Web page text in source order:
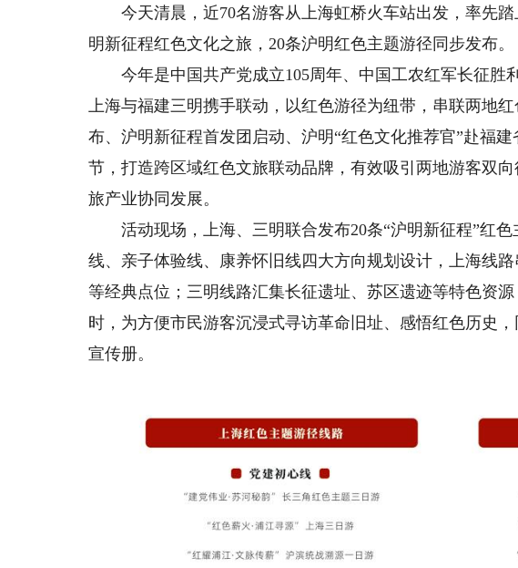
今天清晨，近70名游客从上海虹桥火车站出发，率先踏
明新征程红色文化之旅，20条沪明红色主题游径同步发布。
今年是中国共产党成立105周年、中国工农红军长征胜
上海与福建三明携手联动，以红色游径为纽带，串联两地
布、沪明新征程首发团启动、沪明“红色文化推荐官”赴福
节，打造跨区域红色文旅联动品牌，有效吸引两地游客双
旅产业协同发展。
活动现场，上海、三明联合发布20条“沪明新征程”红色
线、亲子体验线、康养怀旧线四大方向规划设计，上海线
等经典点位；三明线路汇集长征遗址、苏区遗迹等特色资
时，为方便市民游客沉浸式寻访革命旧址、感悟红色历史
宣传册。